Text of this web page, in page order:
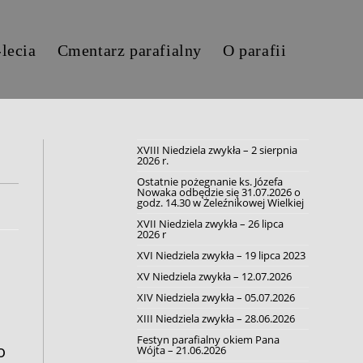
Cmentarz parafialny
O parafii
XVIII Niedziela zwykła – 2 sierpnia
2026 r.
Ostatnie pożegnanie ks. Józefa
Nowaka odbędzie się 31.07.2026 o
godz. 14.30 w Żeleźnikowej Wielkiej
XVII Niedziela zwykła – 26 lipca
2026 r
XVI Niedziela zwykła – 19 lipca 2023
XV Niedziela zwykła – 12.07.2026
XIV Niedziela zwykła – 05.07.2026
XIII Niedziela zwykła – 28.06.2026
Festyn parafialny okiem Pana
Wójta – 21.06.2026